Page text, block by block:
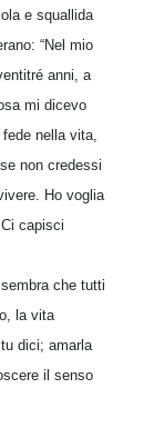
e squallida
“Nel mio
anni, a
mi dicevo
nella vita,
non credessi
Ho voglia
capisci
che tutti
la vita
dici; amarla
il senso